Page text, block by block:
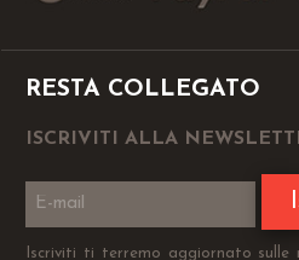
RESTA COLLEGATO
ISCRIVITI ALLA
Iscriviti ti terremo aggiornato sulle